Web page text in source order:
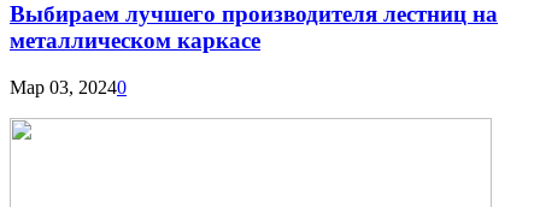
Выбираем лучшего производителя лестниц на
металлическом каркасе
Мар 03, 20240